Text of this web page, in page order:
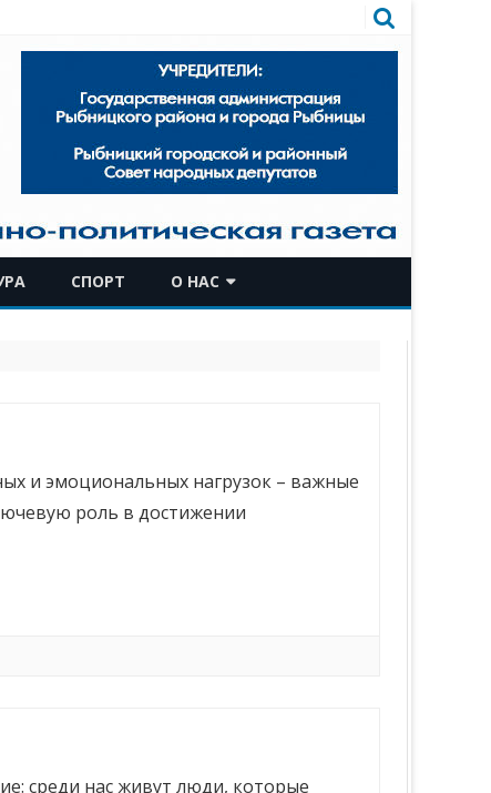
СПОРТ О НАС
и эмоциональных нагрузок – важные
роль в достижении
среди нас живут люди, которые